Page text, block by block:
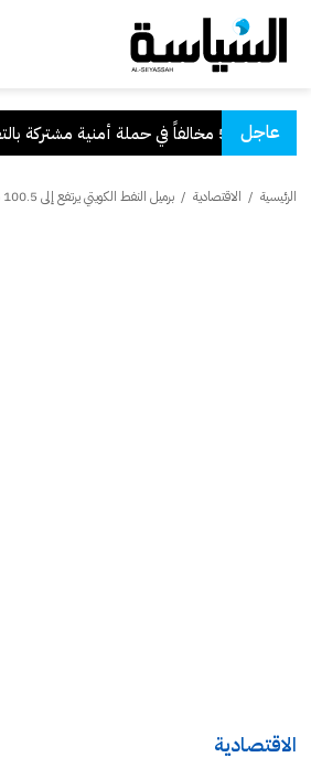
عاجلبالتعاون مع "القوى العاملة"
الرئيسية / الاقتصادية / برميل النفط الكويتي يرتفع إلى 100.5 دولار
الاقتصادية